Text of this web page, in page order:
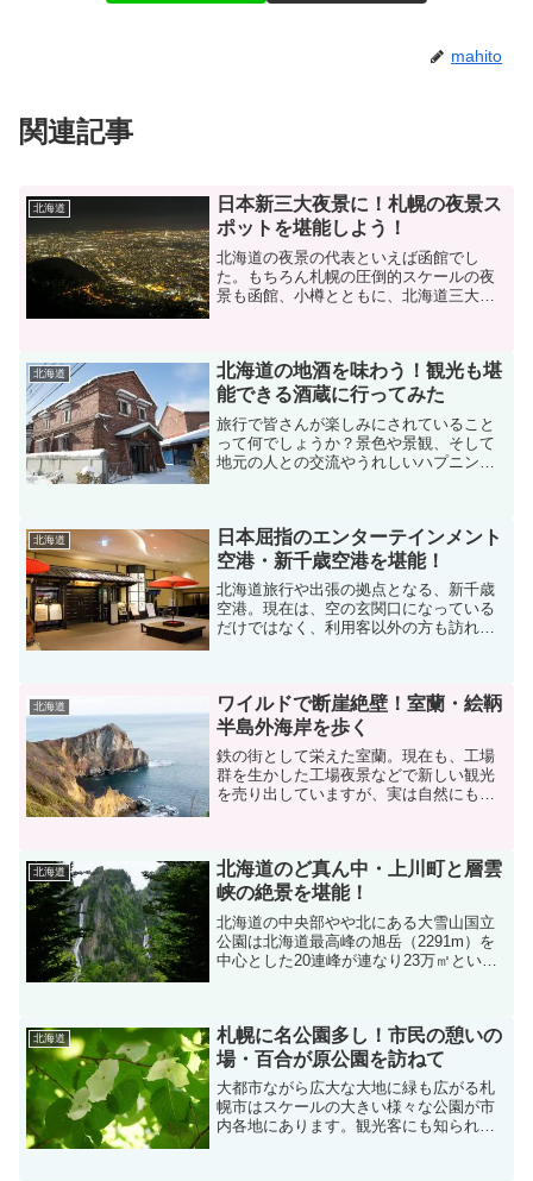
mahito
関連記事
北海道
日本新三大夜景に！札幌の夜景ス
ポットを堪能しよう！
北海道の夜景の代表といえば函館でし
た。もちろん札幌の圧倒的スケールの夜
景も函館、小樽とともに、北海道三大夜
決定し、その中で札幌...
北海道
北海道の地酒を味わう！観光も堪
能できる酒蔵に行ってみた
旅行で皆さんが楽しみにされていること
って何でしょうか？景色や景観、そして
地元の人との交流やうれしいハプニング
もちろん、北海道にも日本...
北海道
日本屈指のエンターテインメント
空港・新千歳空港を堪能！
北海道旅行や出張の拠点となる、新千歳
空港。現在は、空の玄関口になっている
だけではなく、利用客以外の方も訪れて
ため、訪れてみました。2...
北海道
ワイルドで断崖絶壁！室蘭・絵鞆
半島外海岸を歩く
鉄の街として栄えた室蘭。現在も、工場
群を生かした工場夜景などで新しい観光
を売り出していますが、実は自然にも恵
景の地球岬周辺、そして絵...
北海道
北海道のど真ん中・上川町と層雲
峡の絶景を堪能！
北海道の中央部やや北にある大雪山国立
公園は北海道最高峰の旭岳（2291m）を
中心とした20連峰が連なり23万㎡という
上川町です。今回...
北海道
札幌に名公園多し！市民の憩いの
場・百合が原公園を訪ねて
大都市ながら広大な大地に緑も広がる札
幌市はスケールの大きい様々な公園が市
内各地にあります。観光客にも知られて